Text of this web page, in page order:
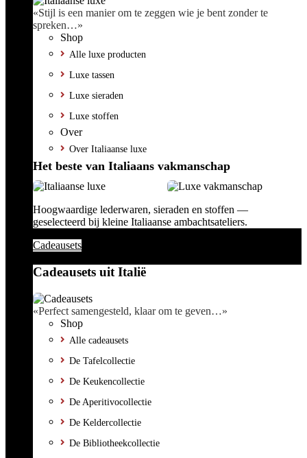
«Stijl is een manier om te zeggen wie je bent zonder te
spreken…»
Shop
Alle luxe producten
Luxe tassen
Luxe sieraden
Luxe stoffen
Over
Over Italiaanse luxe
Het beste van Italiaans vakmanschap
Hoogwaardige lederwaren, sieraden en stoffen —
geselecteerd bij kleine Italiaanse ambachtsateliers.
Cadeausets
Cadeausets uit Italië
«Perfect samengesteld, klaar om te geven…»
Shop
Alle cadeausets
De Tafelcollectie
De Keukencollectie
De Aperitivocollectie
De Keldercollectie
De Bibliotheekcollectie